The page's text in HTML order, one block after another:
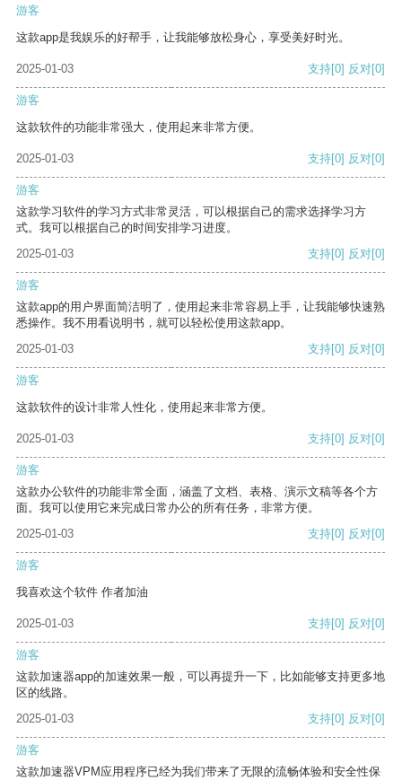
游客
这款app是我娱乐的好帮手，让我能够放松身心，享受美好时光。
2025-01-03 支持[0] 反对[0]
游客
这款软件的功能非常强大，使用起来非常方便。
2025-01-03 支持[0] 反对[0]
游客
这款学习软件的学习方式非常灵活，可以根据自己的需求选择学习方
式。我可以根据自己的时间安排学习进度。
2025-01-03
支持[0] 反对[0]
游客
这款app的用户界面简洁明了，使用起来非常容易上手，让我能够快速熟
悉操作。我不用看说明书，就可以轻松使用这款app。
2025-01-03
支持[0] 反对[0]
游客
这款软件的设计非常人性化，使用起来非常方便。
2025-01-03 支持[0] 反对[0]
游客
这款办公软件的功能非常全面，涵盖了文档、表格、演示文稿等各个方
面。我可以使用它来完成日常办公的所有任务，非常方便。
2025-01-03
支持[0] 反对[0]
游客
我喜欢这个软件 作者加油
2025-01-03 支持[0] 反对[0]
游客
这款加速器app的加速效果一般，可以再提升一下，比如能够支持更多地
区的线路。
2025-01-03
支持[0] 反对[0]
游客
这款加速器VPM应用程序已经为我们带来了无限的流畅体验和安全性保